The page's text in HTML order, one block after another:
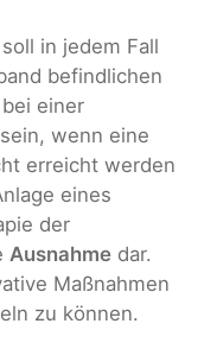
in jedem Fall
befindlichen
einer
wenn eine
erreicht werden
eines
der
Ausnahme dar.
Maßnahmen
zu können.